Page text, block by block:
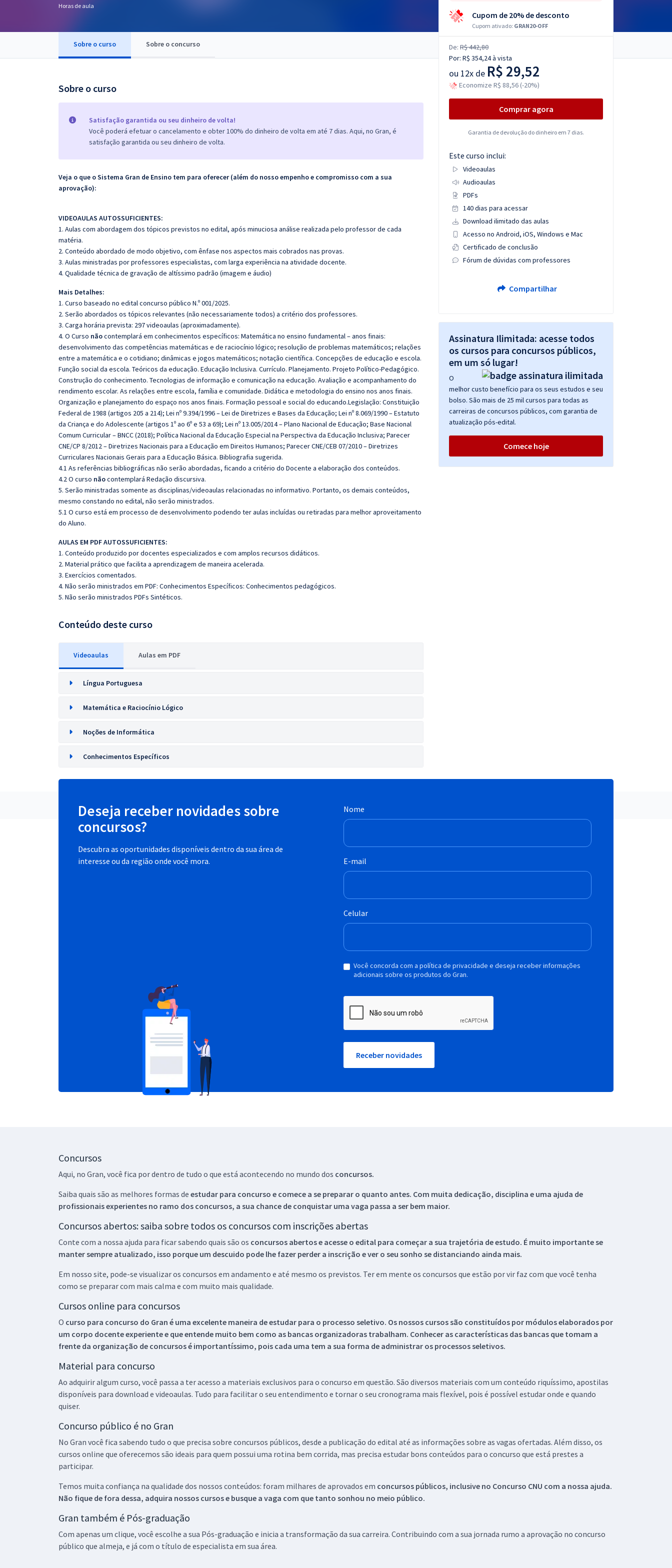
OAB
Questões grátis
Conteúdo gratuito
Horas de aula
Sobre o curso Sobre o concurso
Sobre o curso
Satisfação garantida ou seu dinheiro de volta!
Você poderá efetuar o cancelamento e obter 100% do dinheiro de volta em até 7 dias. Aqui, no Gran, é
satisfação garantida ou seu dinheiro de volta.
Veja o que o Sistema Gran de Ensino tem para oferecer (além do nosso empenho e compromisso com a sua
aprovação):
VIDEOAULAS AUTOSSUFICIENTES:
1. Aulas com abordagem dos tópicos previstos no edital, após minuciosa análise realizada pelo professor de cada
matéria.
2. Conteúdo abordado de modo objetivo, com ênfase nos aspectos mais cobrados nas provas.
3. Aulas ministradas por professores especialistas, com larga experiência na atividade docente.
4. Qualidade técnica de gravação de altíssimo padrão (imagem e áudio)
Mais Detalhes:
1. Curso baseado no edital concurso público N.º 001/2025.
2. Serão abordados os tópicos relevantes (não necessariamente todos) a critério dos professores.
3. Carga horária prevista: 297 videoaulas (aproximadamente).
4. O Curso nãocontemplará em conhecimentos específicos: Matemática no ensino fundamental – anos finais:
desenvolvimento das competências matemáticas e de raciocínio lógico; resolução de problemas matemáticos; relações
entre a matemática e o cotidiano; dinâmicas e jogos matemáticos; notação científica. Concepções de educação e escola.
Função social da escola. Teóricos da educação. Educação Inclusiva. Currículo. Planejamento. Projeto Político-Pedagógico.
Construção do conhecimento. Tecnologias de informação e comunicação na educação. Avaliação e acompanhamento do
rendimento escolar. As relações entre escola, família e comunidade. Didática e metodologia do ensino nos anos finais.
Organização e planejamento do espaço nos anos finais. Formação pessoal e social do educando.Legislação: Constituição
Federal de 1988 (artigos 205 a 214); Lei nº 9.394/1996 – Lei de Diretrizes e Bases da Educação; Lei nº 8.069/1990 – Estatuto
da Criança e do Adolescente (artigos 1º ao 6º e 53 a 69); Lei nº 13.005/2014 – Plano Nacional de Educação; Base Nacional
Comum Curricular – BNCC (2018); Política Nacional da Educação Especial na Perspectiva da Educação Inclusiva; Parecer
CNE/CP 8/2012 – Diretrizes Nacionais para a Educação em Direitos Humanos; Parecer CNE/CEB 07/2010 – Diretrizes
Curriculares Nacionais Gerais para a Educação Básica. Bibliografia sugerida.
4.1 As referências bibliográficas não serão abordadas, ficando a critério do Docente a elaboração dos conteúdos.
4.2 O curso nãocontemplará Redação discursiva.
5. Serão ministradas somente as disciplinas/videoaulas relacionadas no informativo. Portanto, os demais conteúdos,
mesmo constando no edital, não serão ministrados.
5.1 O curso está em processo de desenvolvimento podendo ter aulas incluídas ou retiradas para melhor aproveitamento
do Aluno.
AULAS EM PDF AUTOSSUFICIENTES:
1. Conteúdo produzido por docentes especializados e com amplos recursos didáticos.
2. Material prático que facilita a aprendizagem de maneira acelerada.
3. Exercícios comentados.
4. Não serão ministrados em PDF: Conhecimentos Específicos: Conhecimentos pedagógicos.
5. Não serão ministrados PDFs Sintéticos.
Conteúdo deste curso
Videoaulas Aulas em PDF
Língua Portuguesa
Matemática e Raciocínio Lógico
Noções de Informática
Conhecimentos Específicos
Cupom de 20% de desconto
Cupom ativado: GRAN20-OFF
De: R$ 442,80
Por: R$ 354,24à vista
ou 12x de R$ 29,52
Economize R$ 88,56 (-20%)
Comprar agora
Garantia de devolução do dinheiro em 7 dias.
Este curso inclui:
Videoaulas
Audioaulas
PDFs
140 dias para acessar
Download ilimitado das aulas
Acesso no Android, iOS, Windows e Mac
Certificado de conclusão
Fórum de dúvidas com professores
Compartilhar
Assinatura Ilimitada: acesse todos
os cursos para concursos públicos,
em um só lugar!
O
melhor custo benefício para os seus estudos e seu
bolso. São mais de 25 mil cursos para todas as
carreiras de concursos públicos, com garantia de
atualização pós-edital.
Comece hoje
Deseja receber novidades sobre
concursos?
Descubra as oportunidades disponíveis dentro da sua área de
interesse ou da região onde você mora.
Nome
E-mail
Celular
Você concorda com a política de privacidade e deseja receber informações
adicionais sobre os produtos do Gran.
Receber novidades
Concursos
Aqui, no Gran, você fica por dentro de tudo o que está acontecendo no mundo dos concursos.
Saiba quais são as melhores formas de estudar para concurso e comece a se preparar o quanto antes. Com muita dedicação, disciplina e uma ajuda de
profissionais experientes no ramo dos concursos, a sua chance de conquistar uma vaga passa a ser bem maior.
Concursos abertos: saiba sobre todos os concursos com inscrições abertas
Conte com a nossa ajuda para ficar sabendo quais são os concursos abertos e acesse o edital para começar a sua trajetória de estudo. É muito importante se
manter sempre atualizado, isso porque um descuido pode lhe fazer perder a inscrição e ver o seu sonho se distanciando ainda mais.
Em nosso site, pode-se visualizar os concursos em andamento e até mesmo os previstos. Ter em mente os concursos que estão por vir faz com que você tenha
como se preparar com mais calma e com muito mais qualidade.
Cursos online para concursos
O curso para concurso do Gran é uma excelente maneira de estudar para o processo seletivo. Os nossos cursos são constituídos por módulos elaborados por
um corpo docente experiente e que entende muito bem como as bancas organizadoras trabalham. Conhecer as características das bancas que tomam a
frente da organização de concursos é importantíssimo, pois cada uma tem a sua forma de administrar os processos seletivos.
Material para concurso
Ao adquirir algum curso, você passa a ter acesso a materiais exclusivos para o concurso em questão. São diversos materiais com um conteúdo riquíssimo, apostilas
disponíveis para download e videoaulas. Tudo para facilitar o seu entendimento e tornar o seu cronograma mais flexível, pois é possível estudar onde e quando
quiser.
Concurso público é no Gran
No Gran você fica sabendo tudo o que precisa sobre concursos públicos, desde a publicação do edital até as informações sobre as vagas ofertadas. Além disso, os
cursos online que oferecemos são ideais para quem possui uma rotina bem corrida, mas precisa estudar bons conteúdos para o concurso que está prestes a
participar.
Temos muita confiança na qualidade dos nossos conteúdos: foram milhares de aprovados em concursos públicos, inclusive no Concurso CNU com a nossa ajuda.
Não fique de fora dessa, adquira nossos cursos e busque a vaga com que tanto sonhou no meio público.
Gran também é Pós-graduação
Com apenas um clique, você escolhe a sua Pós-graduação e inicia a transformação da sua carreira. Contribuindo com a sua jornada rumo a aprovação no concurso
público que almeja, e já com o título de especialista em sua área.